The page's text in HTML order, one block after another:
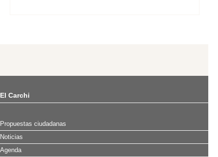
El Carchi
Propuestas ciudadanas
Noticias
Agenda